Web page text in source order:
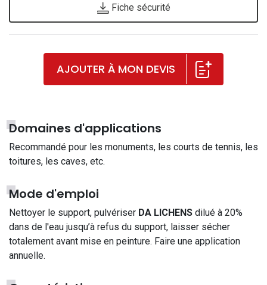
Fiche sécurité
AJOUTER À MON DEVIS
Domaines d'applications
Recommandé pour les monuments, les courts de tennis, les
toitures, les caves, etc.
Mode d'emploi
Nettoyer le support, pulvériser DA LICHENS dilué à 20%
dans de l'eau jusqu’à refus du support, laisser sécher
totalement avant mise en peinture. Faire une application
annuelle.